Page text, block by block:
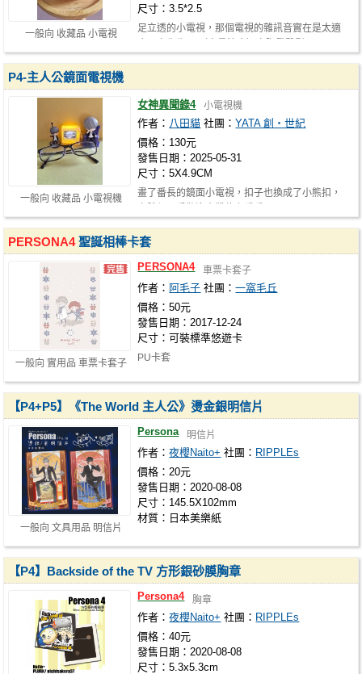
一般向 收藏品 小電視
尺寸：3.5*2.5
足立透的小電視，那個電視的雜訊音實在是太適
一般向 收藏品 小電視機
P4-主人公鏡面電視機
女神異聞錄4 小電視機
作者： 八田貓 社團：YATA 創‧世紀
價格：130元
發售日期：2025-05-31
尺寸：5X4.9CM
畫了番長的鏡面小電視，扣子也換成了小熊扣，
一般向 實用品 車票卡套子
PERSONA4聖誕相棒卡套
PERSONA4 車票卡套子
作者： 阿毛子 社團：一窩毛丘
價格：50元
發售日期：2017-12-24
尺寸：可裝標準悠遊卡
PU卡套
一般向 文具用品 明信片
【P4+P5】《The World 主人公》燙金銀明信片
Persona 明信片
作者：夜櫻Naito+ 社團： RIPPLEs
價格：20元
發售日期：2020-08-08
尺寸：145.5X102mm
材質：日本美樂紙
【P4】Backside of the TV 方形銀砂膜胸章
Persona4 胸章
作者：夜櫻Naito+ 社團： RIPPLEs
價格：40元
發售日期：2020-08-08
尺寸：5.3x5.3cm